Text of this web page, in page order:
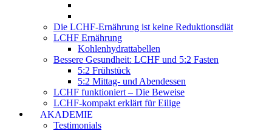
Die LCHF-Ernährung ist keine Reduktionsdiät
LCHF Ernährung
Kohlenhydrattabellen
Bessere Gesundheit: LCHF und 5:2 Fasten
5:2 Frühstück
5:2 Mittag- und Abendessen
LCHF funktioniert – Die Beweise
LCHF-kompakt erklärt für Eilige
AKADEMIE
Testimonials